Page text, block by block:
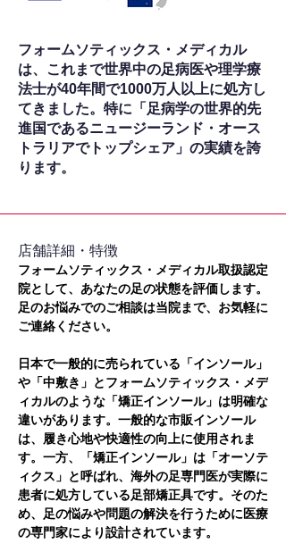
フォームソティックス・メディカル
は、これまで世界中の足病医や理学療
法士が40年間で1000万人以上に処方し
てきました。特に「足病学の世界的先
進国であるニュージーランド・オース
トラリアでトップシェア」の実績を誇
ります。
​店舗詳細・特徴
フォームソティックス・メディカル取扱認定
院として、あなたの足の状態を評価します。
足のお悩みでのご相談は当院まで、お気軽に
ご連絡ください。
日本で一般的に売られている「インソール」
や「中敷き」とフォームソティックス・メデ
ィカルのような「矯正インソール」は明確な
違いがあります。一般的な市販インソール
は、履き心地や快適性の向上に使用されま
す。一方、「矯正インソール」は「オーソテ
ィクス」と呼ばれ、海外の足専門医が実際に
患者に処方している足部矯正具です。そのた
め、足の悩みや問題の解決を行うために医療
の専門家により設計されています。